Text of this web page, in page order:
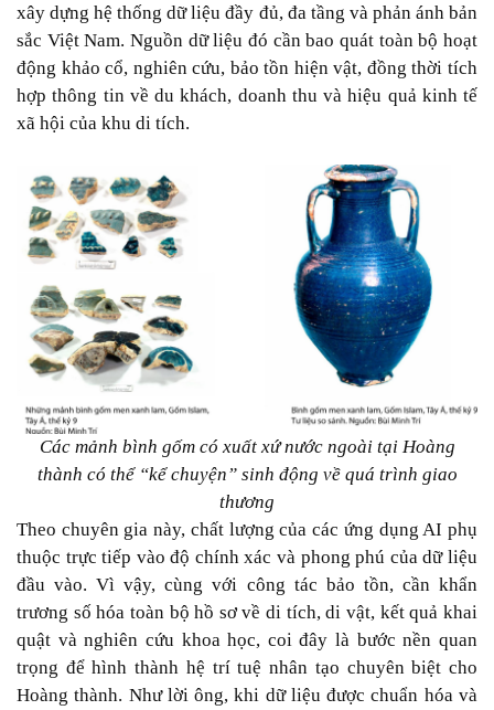
xây dựng hệ thống dữ liệu đầy đủ, đa tầng và phản ánh bản
sắc Việt Nam. Nguồn dữ liệu đó cần bao quát toàn bộ hoạt
động khảo cổ, nghiên cứu, bảo tồn hiện vật, đồng thời tích
hợp thông tin về du khách, doanh thu và hiệu quả kinh tế
xã hội của khu di tích.
Các mảnh bình gốm có xuất xứ nước ngoài tại Hoàng
thành có thể “kể chuyện” sinh động về quá trình giao
thương
Theo chuyên gia này, chất lượng của các ứng dụng AI phụ
thuộc trực tiếp vào độ chính xác và phong phú của dữ liệu
đầu vào. Vì vậy, cùng với công tác bảo tồn, cần khẩn
trương số hóa toàn bộ hồ sơ về di tích, di vật, kết quả khai
quật và nghiên cứu khoa học, coi đây là bước nền quan
trọng để hình thành hệ trí tuệ nhân tạo chuyên biệt cho
Hoàng thành. Như lời ông, khi dữ liệu được chuẩn hóa và